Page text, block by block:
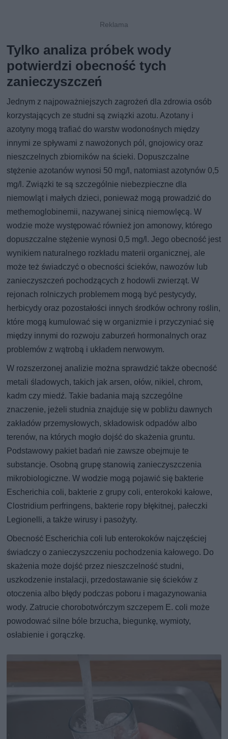
Tylko analiza próbek wody
potwierdzi obecność tych
zanieczyszczeń
Jednym z najpoważniejszych zagrożeń dla zdrowia osób
korzystających ze studni są związki azotu. Azotany i
azotyny mogą trafiać do warstw wodonośnych między
innymi ze spływami z nawożonych pól, gnojowicy oraz
nieszczelnych zbiorników na ścieki. Dopuszczalne
stężenie azotanów wynosi 50 mg/l, natomiast azotynów 0,5
mg/l. Związki te są szczególnie niebezpieczne dla
niemowląt i małych dzieci, ponieważ mogą prowadzić do
methemoglobinemii, nazywanej sinicą niemowlęcą. W
wodzie może występować również jon amonowy, którego
dopuszczalne stężenie wynosi 0,5 mg/l. Jego obecność jest
wynikiem naturalnego rozkładu materii organicznej, ale
może też świadczyć o obecności ścieków, nawozów lub
zanieczyszczeń pochodzących z hodowli zwierząt. W
rejonach rolniczych problemem mogą być pestycydy,
herbicydy oraz pozostałości innych środków ochrony roślin,
które mogą kumulować się w organizmie i przyczyniać się
między innymi do rozwoju zaburzeń hormonalnych oraz
problemów z wątrobą i układem nerwowym.
W rozszerzonej analizie można sprawdzić także obecność
metali śladowych, takich jak arsen, ołów, nikiel, chrom,
kadm czy miedź. Takie badania mają szczególne
znaczenie, jeżeli studnia znajduje się w pobliżu dawnych
zakładów przemysłowych, składowisk odpadów albo
terenów, na których mogło dojść do skażenia gruntu.
Podstawowy pakiet badań nie zawsze obejmuje te
substancje. Osobną grupę stanowią zanieczyszczenia
mikrobiologiczne. W wodzie mogą pojawić się bakterie
Escherichia coli, bakterie z grupy coli, enterokoki kałowe,
Clostridium perfringens, bakterie ropy błękitnej, pałeczki
Legionelli, a także wirusy i pasożyty.
Obecność Escherichia coli lub enterokoków najczęściej
świadczy o zanieczyszczeniu pochodzenia kałowego. Do
skażenia może dojść przez nieszczelność studni,
uszkodzenie instalacji, przedostawanie się ścieków z
otoczenia albo błędy podczas poboru i magazynowania
wody. Zatrucie chorobotwórczym szczepem E. coli może
powodować silne bóle brzucha, biegunkę, wymioty,
osłabienie i gorączkę.